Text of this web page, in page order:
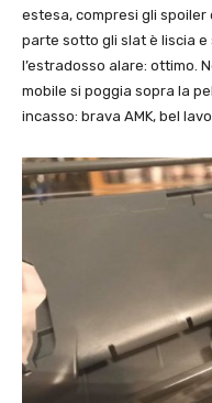
estesa, compresi gli spoiler
parte sotto gli slat è liscia
l’estradosso alare: ottimo.
mobile si poggia sopra la
incasso: brava AMK, bel